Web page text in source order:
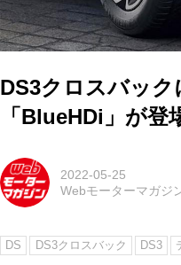
DS3クロスバッ
「BlueHDi」が登
2022-05-25
Webモーターマガジ
DS DS3クロスバック DS3